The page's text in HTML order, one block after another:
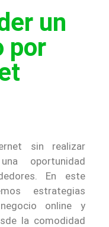
un
por
sin realizar
oportunidad
En este
estrategias
online y
la comodidad